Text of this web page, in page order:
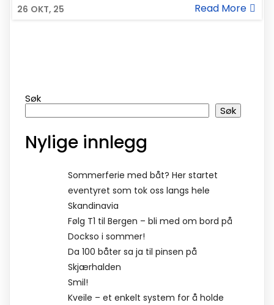
26 OKT, 25 Read More
Søk
Søk
Nylige innlegg
Sommerferie med båt? Her startet
eventyret som tok oss langs hele
Skandinavia
Følg T1 til Bergen – bli med om bord på
Dockso i sommer!
Da 100 båter sa ja til pinsen på
Skjærhalden
Smil!
Kveile – et enkelt system for å holde